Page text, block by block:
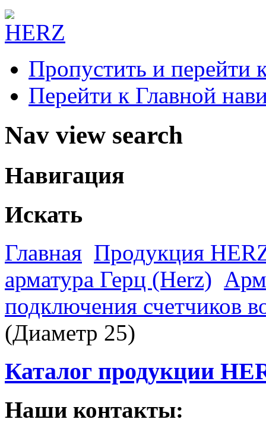
Пропустить и перейти
Перейти к Главной
Nav view search
Навигация
Искать
Главная Продукция
арматура Герц (Herz)
подключения счетчиков
(Диаметр 25)
Каталог продукции
Наши контакты: